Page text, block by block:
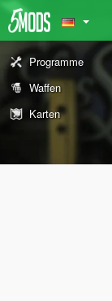
Programme
Waffen
Karten